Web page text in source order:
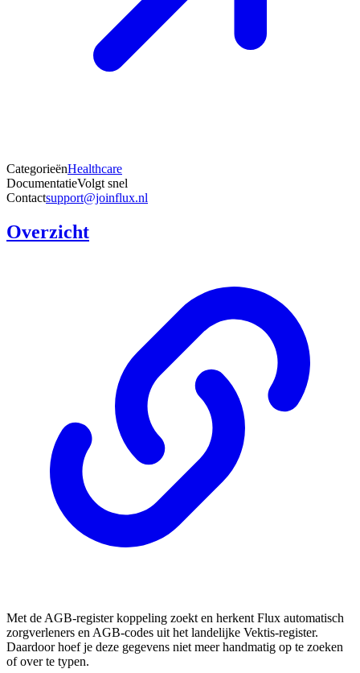
CategorieënHealthcare
DocumentatieVolgt snel
Contactsupport@joinflux.nl
Overzicht
Met de AGB-register koppeling zoekt en herkent Flux automatisch
zorgverleners en AGB-codes uit het landelijke Vektis-register.
Daardoor hoef je deze gegevens niet meer handmatig op te zoeken
of over te typen.